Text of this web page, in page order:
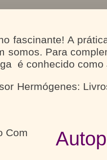
fascinante! A
somos. Para
é conhecido como
Hermógenes: